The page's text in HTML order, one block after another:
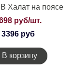
Халат на поясе
руб/шт.
3396 руб
В корзину